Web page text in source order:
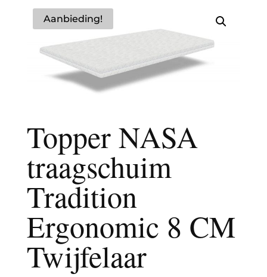
Aanbieding!
Topper NASA
traagschuim
Tradition
Ergonomic 8 CM
Twijfelaar